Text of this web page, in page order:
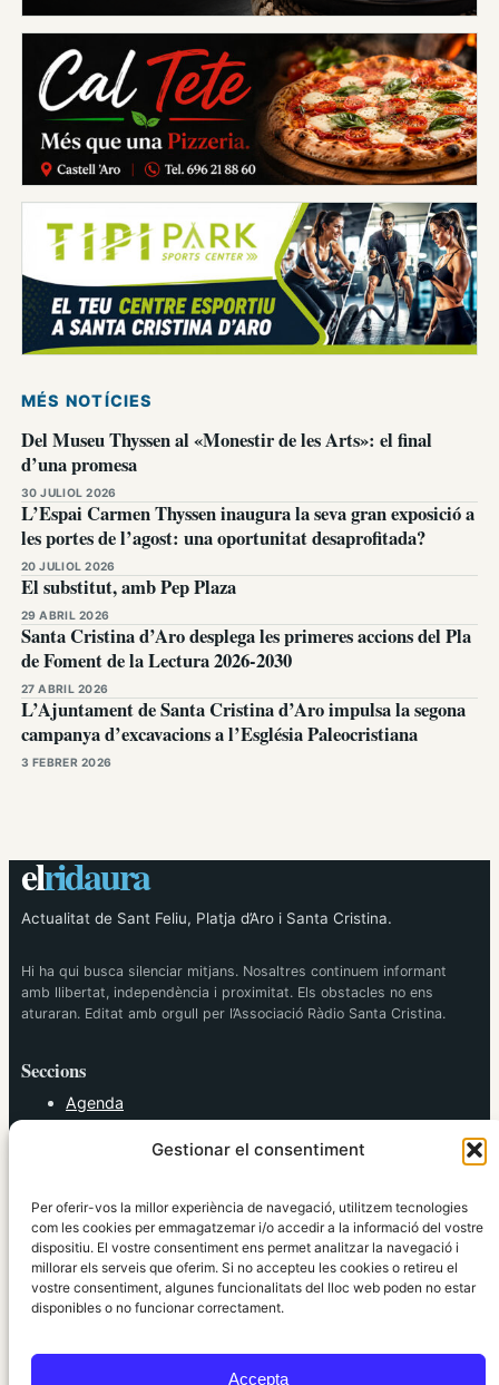
Gestionar el consentiment
Per oferir-vos la millor experiència de navegació, utilitzem tecnologies
com les cookies per emmagatzemar i/o accedir a la informació del vostre
dispositiu. El vostre consentiment ens permet analitzar la navegació i
millorar els serveis que oferim. Si no accepteu les cookies o retireu el
vostre consentiment, algunes funcionalitats del lloc web poden no estar
disponibles o no funcionar correctament.
Accepta
MÉS NOTÍCIES
Del Museu Thyssen al «Monestir de les Arts»: el final
d’una promesa
30 JULIOL 2026
L’Espai Carmen Thyssen inaugura la seva gran exposició a
les portes de l’agost: una oportunitat desaprofitada?
20 JULIOL 2026
El substitut, amb Pep Plaza
29 ABRIL 2026
Santa Cristina d’Aro desplega les primeres accions del Pla
de Foment de la Lectura 2026-2030
27 ABRIL 2026
L’Ajuntament de Santa Cristina d’Aro impulsa la segona
campanya d’excavacions a l’Església Paleocristiana
3 FEBRER 2026
elridaura
Actualitat de Sant Feliu, Platja d’Aro i Santa Cristina.
Hi ha qui busca silenciar mitjans. Nosaltres continuem informant
amb llibertat, independència i proximitat. Els obstacles no ens
aturaran. Editat amb orgull per l’Associació Ràdio Santa Cristina.
Seccions
Agenda
Política
Societat
Tendències
elRidaura.com